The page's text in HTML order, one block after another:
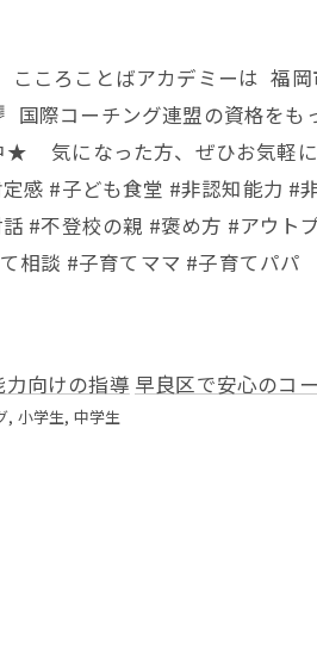
ころことばアカデミーは 福岡
国際コーチング連盟の資格を
★ 気になった方、ぜひお気軽
感 #子ども食堂 #非認知能力 #
#不登校の親 #褒め方 #アウ
相談 #子育てママ #子育てパパ
向けの指導 早良区で安心のコ
小学生 中学生